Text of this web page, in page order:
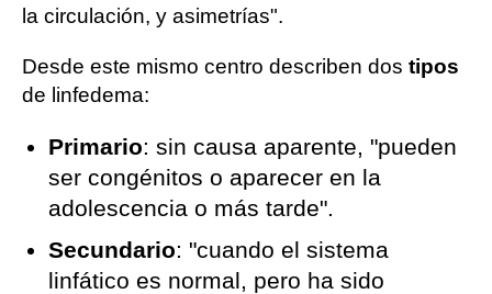
la circulación, y asimetrías".
Desde este mismo centro describen dos tipos
de linfedema:
Primario: sin causa aparente, "pueden
ser congénitos o aparecer en la
adolescencia o más tarde".
Secundario: "cuando el sistema
linfático es normal, pero ha sido